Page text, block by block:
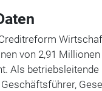
von 2,91
Als